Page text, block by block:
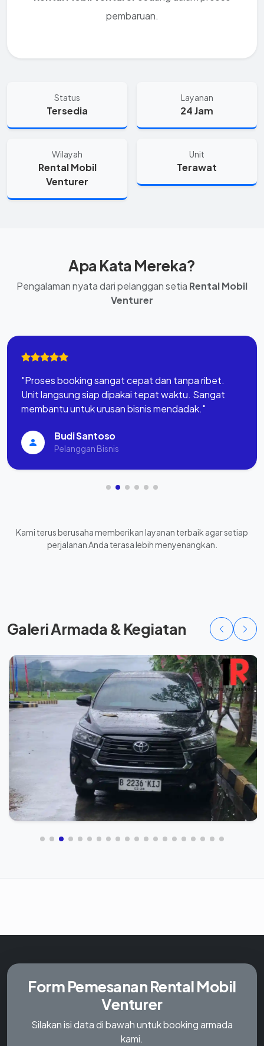
pembaruan.
Status
Tersedia
Layanan
24 Jam
Wilayah
Rental Mobil
Venturer
Unit
Terawat
Apa Kata Mereka?
Pengalaman nyata dari pelanggan setia Rental Mobil
Venturer
"Proses booking sangat cepat dan tanpa ribet.
Unit langsung siap dipakai tepat waktu. Sangat
membantu untuk urusan bisnis mendadak."
Budi Santoso
Pelanggan Bisnis
Kami terus berusaha memberikan layanan terbaik agar setiap
perjalanan Anda terasa lebih menyenangkan.
Galeri Armada & Kegiatan
Form PemesananRental Mobil
Venturer
Silakan isi data di bawah untuk booking armada
kami.